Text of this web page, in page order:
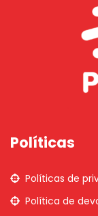
Políticas
Políticas de
Política de